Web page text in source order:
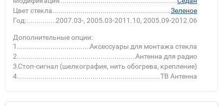
Цвет стекла
Зеленое
Год:
2007.03-, 2005.03-2011.10, 2005.09-2012.06
Дополнительные опции:
1
Аксессуары для монтажа стекла
2
Антенна для радио
3 Стоп-сигнал (шелкография, нить обогрева, крепление)
4
ТВ Антенна